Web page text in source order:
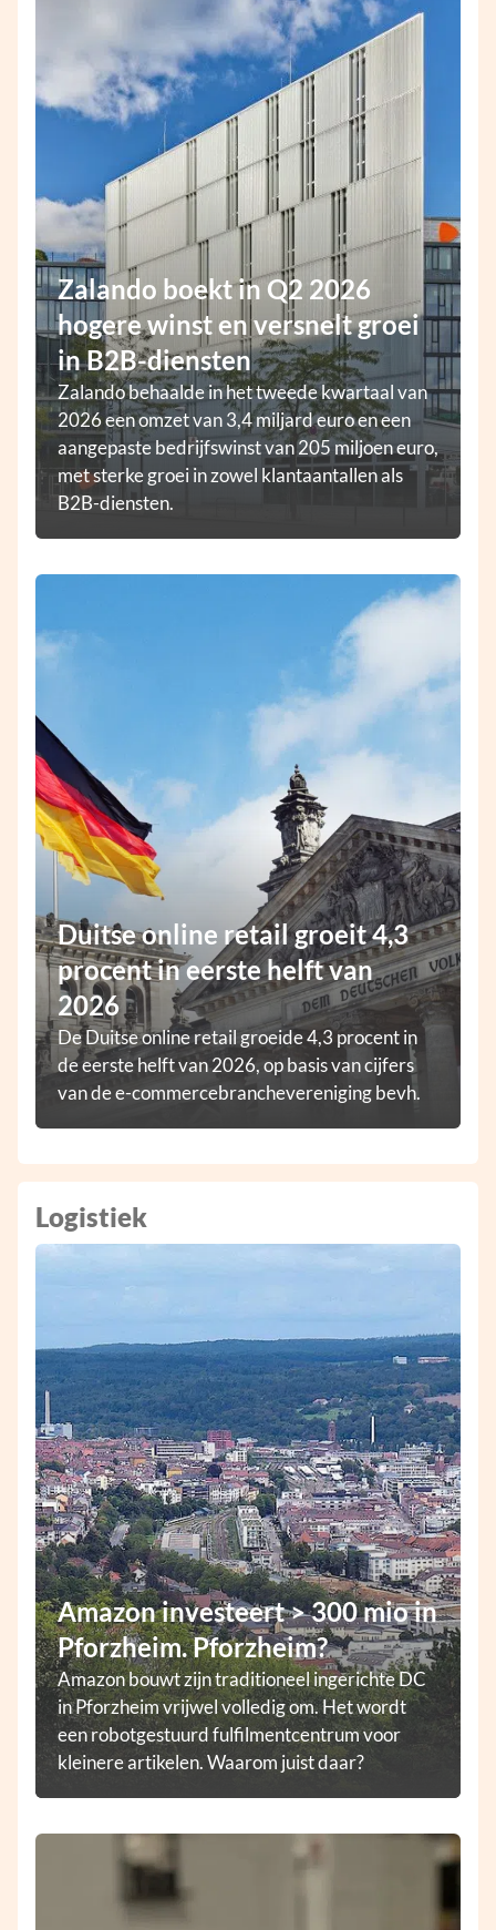
Zalando boekt in Q2 2026
hogere winst en versnelt groei
in B2B-diensten
Zalando behaalde in het tweede kwartaal van
2026 een omzet van 3,4 miljard euro en een
aangepaste bedrijfswinst van 205 miljoen euro,
met sterke groei in zowel klantaantallen als
B2B-diensten.
Duitse online retail groeit 4,3
procent in eerste helft van
2026
De Duitse online retail groeide 4,3 procent in
de eerste helft van 2026, op basis van cijfers
van de e-commercebranchevereniging bevh.
Logistiek
Amazon investeert > 300 mio in
Pforzheim. Pforzheim?
Amazon bouwt zijn traditioneel ingerichte DC
in Pforzheim vrijwel volledig om. Het wordt
een robotgestuurd fulfilmentcentrum voor
kleinere artikelen. Waarom juist daar?